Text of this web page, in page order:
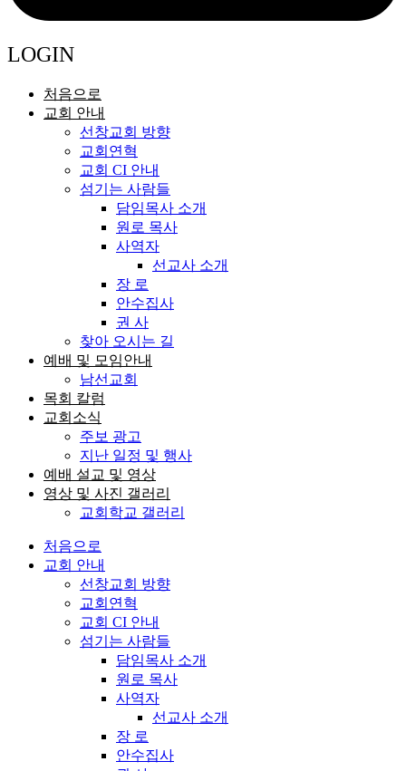
LOGIN
처음으로
교회 안내
선창교회 방향
교회연혁
교회 CI 안내
섬기는 사람들
담임목사 소개
원로 목사
사역자
선교사 소개
장 로
안수집사
권 사
찾아 오시는 길
예배 및 모임안내
남선교회
목회 칼럼
교회소식
주보 광고
지난 일정 및 행사
예배 설교 및 영상
영상 및 사진 갤러리
교회학교 갤러리
처음으로
교회 안내
선창교회 방향
교회연혁
교회 CI 안내
섬기는 사람들
담임목사 소개
원로 목사
사역자
선교사 소개
장 로
안수집사